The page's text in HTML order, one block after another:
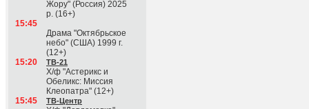
Жору" (Россия) 2025
р. (16+)
15:45
Драма "Октябрьское
небо" (США) 1999 г.
(12+)
15:20
ТВ-21
Х/ф "Астерикс и
Обеликс: Миссия
Клеопатра" (12+)
15:45
ТВ-Центр